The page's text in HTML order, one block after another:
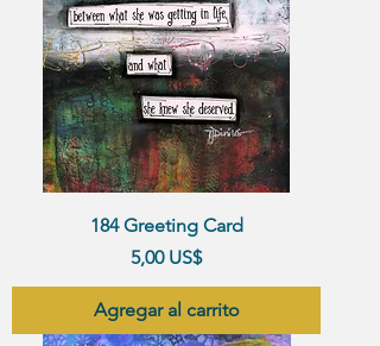
184 Greeting Card
Precio
5,00 US$
Agregar al carrito